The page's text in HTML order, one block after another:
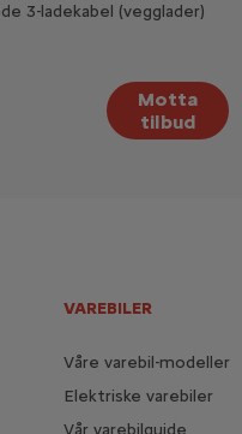
3-ladekabel (vegglader)
Motta
tilbud
VAREBILER
Våre varebil-modeller
Elektriske varebiler